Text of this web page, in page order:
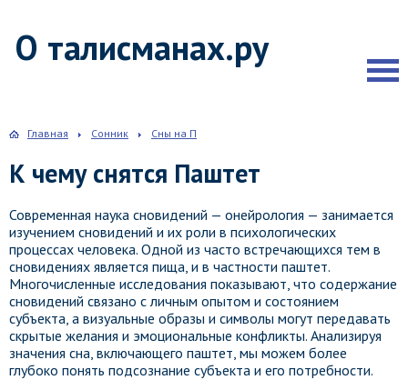
О талисманах.ру
Главная Сонник Сны на П
К чему снятся Паштет
Современная наука сновидений — онейрология — занимается
изучением сновидений и их роли в психологических
процессах человека. Одной из часто встречающихся тем в
сновидениях является пища, и в частности паштет.
Многочисленные исследования показывают, что содержание
сновидений связано с личным опытом и состоянием
субъекта, а визуальные образы и символы могут передавать
скрытые желания и эмоциональные конфликты. Анализируя
значения сна, включающего паштет, мы можем более
глубоко понять подсознание субъекта и его потребности.